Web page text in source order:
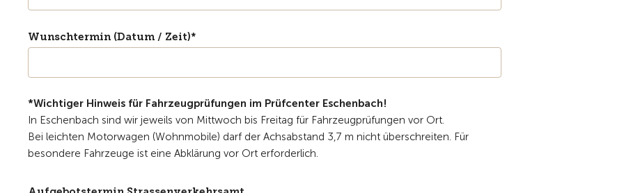
Wunschtermin (Datum / Zeit)*
*Wichtiger Hinweis für Fahrzeugprüfungen im Prüfcenter Eschenbach!
In Eschenbach sind wir jeweils von Mittwoch bis Freitag für Fahrzeugprüfungen vor Ort.
Bei leichten Motorwagen (Wohnmobile) darf der Achsabstand 3,7 m nicht überschreiten. Für
besondere Fahrzeuge ist eine Abklärung vor Ort erforderlich.